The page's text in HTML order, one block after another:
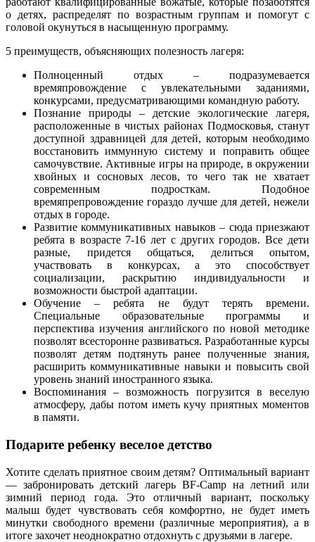
о детях, распределят по возрастным группам и помогут с
головой окунуться в насыщенную программу.
5 преимуществ, объясняющих полезность лагеря:
Полноценный отдых – подразумевается
времяпровождение с увлекательными заданиями,
конкурсами, предусматривающими командную работу.
Познание природы – детские экологические лагеря,
расположенные в чистых районах Подмосковья, станут
доступной здравницей для детей, которым необходимо
восстановить иммунную систему и поправить общее
самочувствие. Активные игры на природе, в окружении
хвойных и сосновых лесов, то чего так не хватает
современным подросткам. Подобное
времяпрепровождение гораздо лучше для детей, нежели
отдых в городе.
Развитие коммуникативных навыков – сюда приезжают
ребята в возрасте 7-16 лет с других городов. Все дети
разные, придется общаться, делиться опытом,
участвовать в конкурсах, а это способствует
социализации, раскрытию индивидуальности и
возможности быстрой адаптации.
Обучение – ребята не будут терять времени.
Специальные образовательные программы и
перспектива изучения английского по новой методике
позволят всесторонне развиваться. Разработанные курсы
позволят детям подтянуть ранее полученные знания,
расширить коммуникативные навыки и повысить свой
уровень знаний иностранного языка.
Воспоминания – возможность погрузится в веселую
атмосферу, дабы потом иметь кучу приятных моментов
в памяти.
Подарите ребенку веселое детство
Хотите сделать приятное своим детям? Оптимальный вариант
— забронировать детский лагерь BF-Camp на летний или
зимний период года. Это отличный вариант, поскольку
малыш будет чувствовать себя комфортно, не будет иметь
минутки свободного времени (различные мероприятия), а в
итоге захочет неоднократно отдохнуть с друзьями в лагере.